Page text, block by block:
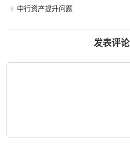
8 中行资产提升问题
发表评论